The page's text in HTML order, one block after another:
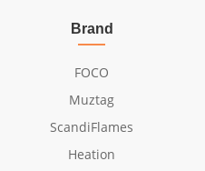
Brand
FOCO
Muztag
ScandiFlames
Heation